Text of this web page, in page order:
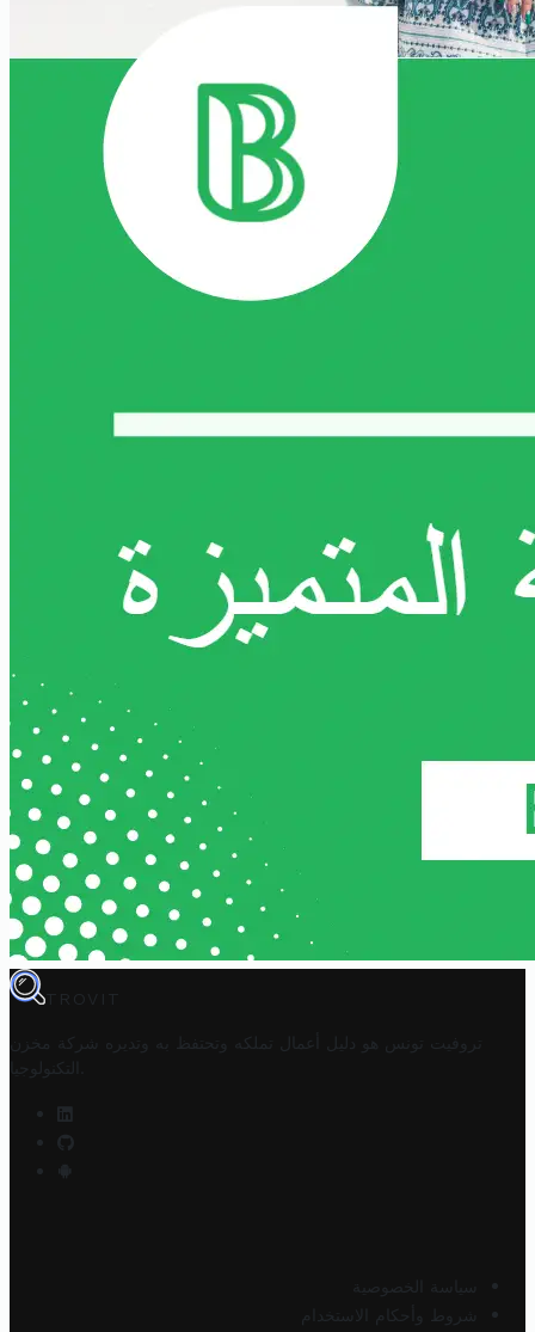
TROVIT
تروفيت تونس هو دليل أعمال تملكه وتحتفظ به وتديره
شركة مخزن
التكنولوجيا
سياسة الخصوصية
شروط وأحكام الاستخدام